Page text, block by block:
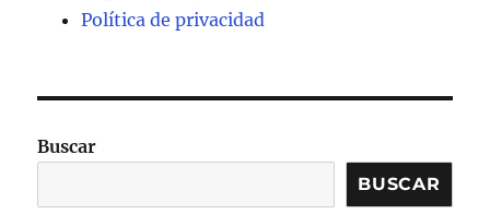
Política de privacidad
Buscar
BUSCAR